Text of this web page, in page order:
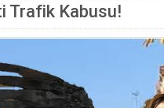
Trafik Kabusu!